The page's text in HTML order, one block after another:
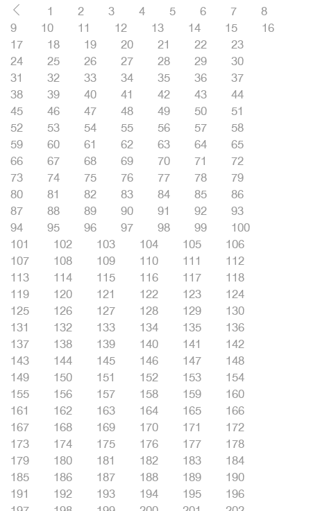
1 2 3 4 5 6 7
8
9
10 11 12 13 14 15
16
17
18 19 20 21 22
23
24
25 26 27 28 29
30
31
32 33 34 35 36
37
38
39 40 41 42 43
44
45
46 47 48 49 50
51
52
53 54 55 56 57
58
59
60 61 62 63 64
65
66
67 68 69 70 71
72
73
74 75 76 77 78
79
80
81 82 83 84 85
86
87
88 89 90 91 92
93
94
95 96 97 98 99
100
101
102 103 104 105
106
107
108 109 110 111
112
113
114 115 116 117
118
119
120 121 122 123
124
125
126 127 128 129
130
131
132 133 134 135
136
137
138 139 140 141
142
143
144 145 146 147
148
149
150 151 152 153
154
155
156 157 158 159
160
161
162 163 164 165
166
167
168 169 170 171
172
173
174 175 176 177
178
179
180 181 182 183
184
185
186 187 188 189
190
191
192 193 194 195
196